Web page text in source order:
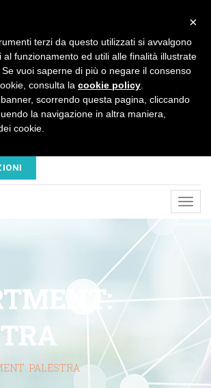
PALESTRA
×
terzi da questo utilizzati si avvalgono
al funzionamento ed utili alle finalità illustrate
vuoi saperne di più o negare il consenso
consulta la cookie policy
scorrendo questa pagina, cliccando
la navigazione in altra maniera,
cookie.